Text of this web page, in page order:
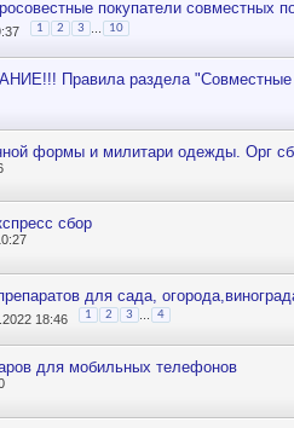
покупатели совместных
1 2 3 10
Правила раздела "Совместные
формы и милитари одежды. Орг
сбор
для сада,
18:46 1 2 3 4
для мобильных телефонов